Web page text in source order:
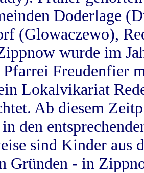
Doderlage
(Glowaczewo),
wurde im
Pfarrei Freudenfier
Lokalvikariat
Ab diesem
den
sind Kinder aus
Gründen - in